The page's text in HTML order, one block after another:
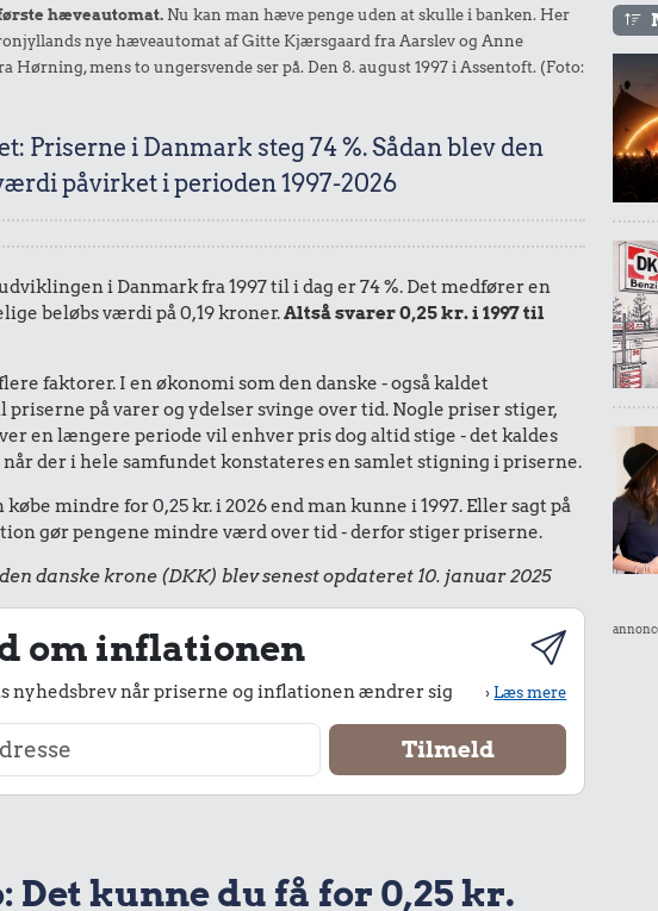
hæveautomat. Nu kan man hæve penge uden at skulle i banken. Her
nye hæveautomat af Gitte Kjærsgaard fra Aarslev og Anne
Hørning, mens to ungersvende ser på. Den 8. august 1997 i Assentoft. (Foto:
Priserne i Danmark steg 74 %. Sådan blev den
påvirket i perioden 1997-2026
i Danmark fra 1997 til i dag er 74 %. Det medfører en
beløbs værdi på 0,19 kroner.Altså svarer 0,25 kr. i 1997 til
faktorer. I en økonomi som den danske - også kaldet
på varer og ydelser svinge over tid. Nogle priser stiger,
en længere periode vil enhver pris dog altid stige - det kaldes
der i hele samfundet konstateres en samlet stigning i priserne.
købe mindre for 0,25 kr. i 2026 end man kunne i 1997. Eller sagt på
gør pengene mindre værd over tid - derfor stiger priserne.
danske krone (DKK) blev senest opdateret 10. januar 2025
om inflationen
nyhedsbrev når priserne og inflationen ændrer sig ›Læs mere
Det kunne du få for 0,25 kr.